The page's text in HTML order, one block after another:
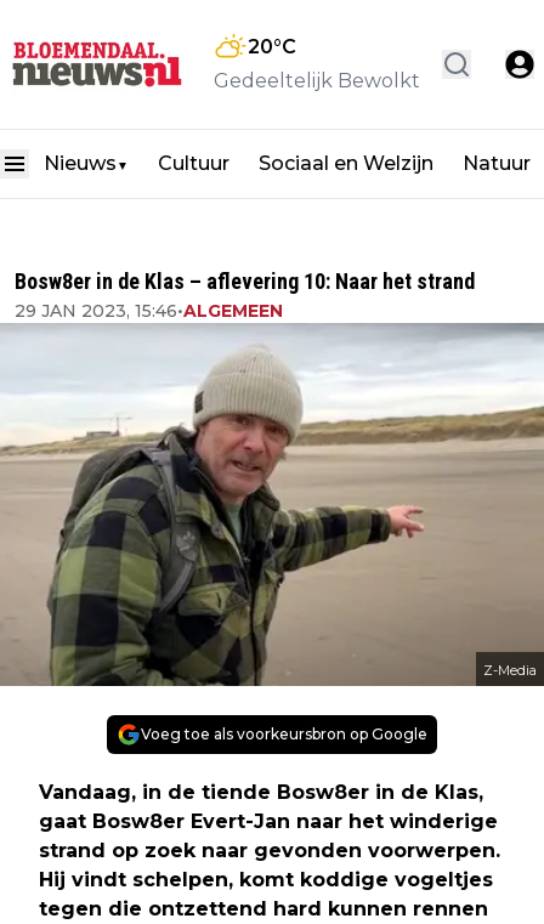
20°C
Gedeeltelijk Bewolkt
Nieuws ▼ Cultuur Sociaal en Welzijn Natuur
Bosw8er in de Klas – aflevering 10: Naar het strand
29 JAN 2023, 15:46•ALGEMEEN
Z-Media
Voeg toe als voorkeursbron op Google
Vandaag, in de tiende Bosw8er in de Klas,
gaat Bosw8er Evert-Jan naar het winderige
strand op zoek naar gevonden voorwerpen.
Hij vindt schelpen, komt koddige vogeltjes
tegen die ontzettend hard kunnen rennen